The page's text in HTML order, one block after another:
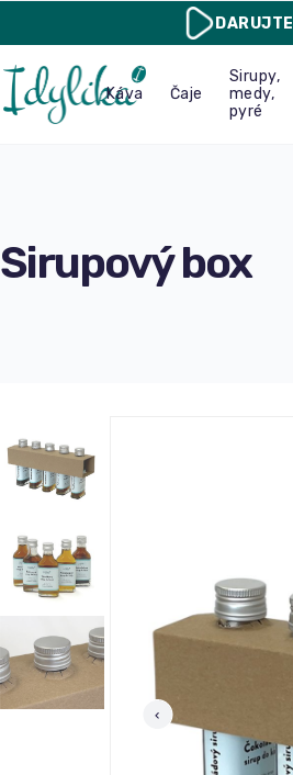
DARUJTE
Káva Čaje
Sirupy,
medy,
pyré
Sirupový box